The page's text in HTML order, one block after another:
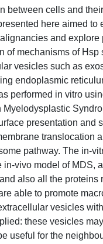
between cells and
here aimed
and
of mechanisms of
vesicles such as
endoplasmic
performed in vitro
presentation and
translocation
pathway. The in-
in-vivo model of
also all the
able to promote
vesicles
these vesicles
useful for the